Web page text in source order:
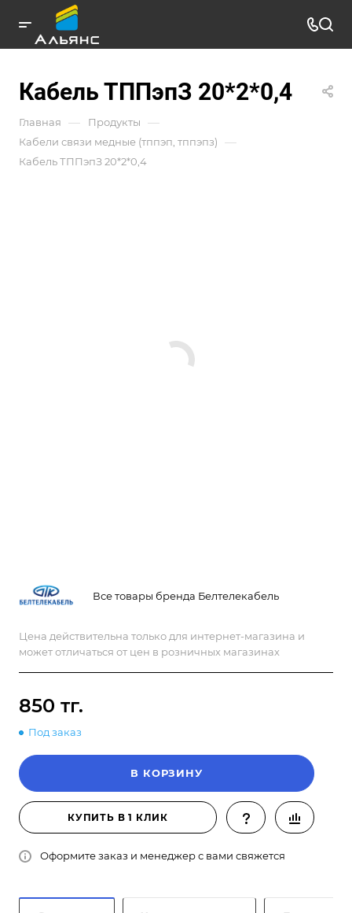
Кабель ТППэпЗ 20*2*0,4
Главная — Продукты —
Кабели связи медные (тппэп, тппэпз) —
Кабель ТППэпЗ 20*2*0,4
Все товары бренда Белтелекабель
Цена действительна только для интернет-магазина и
может отличаться от цен в розничных магазинах
850 тг.
Под заказ
В КОРЗИНУ
КУПИТЬ В 1 КЛИК
Оформите заказ и менеджер с вами свяжется